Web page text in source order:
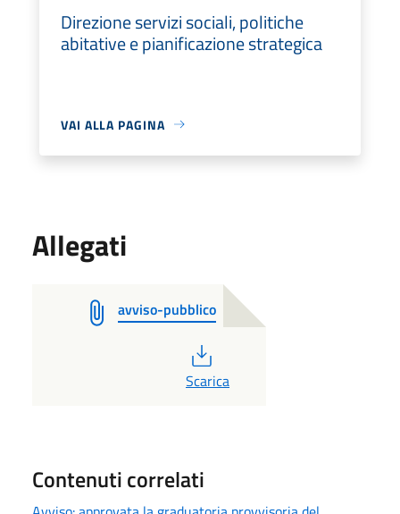
Direzione servizi sociali, politiche
abitative e pianificazione strategica
VAI ALLA PAGINA
Allegati
avviso-pubblico
PDF
Scarica
Contenuti correlati